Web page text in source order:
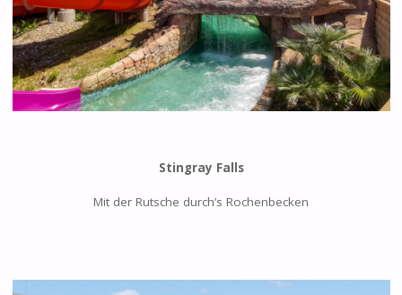
Stingray Falls
Mit der Rutsche durch’s Rochenbecken